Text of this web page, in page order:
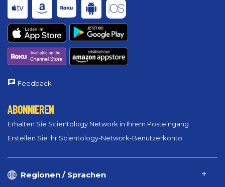
Feedback
ABONNIEREN
Erhalten Sie Scientology Network in Ihrem Posteingang
Erstellen Sie Ihr Scientology-Network-Benutzerkonto
Regionen / Sprachen